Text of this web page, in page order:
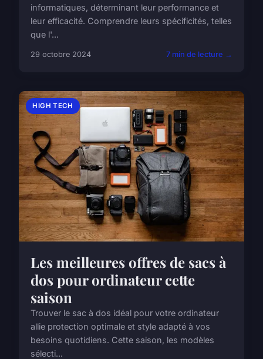
informatiques, déterminant leur performance et
leur efficacité. Comprendre leurs spécificités, telles
que l'...
29 octobre 2024 7 min de lecture →
HIGH TECH
Les meilleures offres de sacs à
dos pour ordinateur cette
saison
Trouver le sac à dos idéal pour votre ordinateur
allie protection optimale et style adapté à vos
besoins quotidiens. Cette saison, les modèles
sélecti...